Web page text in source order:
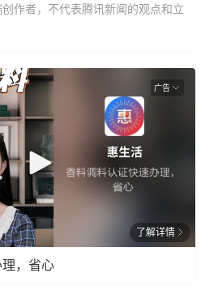
作者，不代表腾讯新闻的观点和立
广告
了解详情
，省心